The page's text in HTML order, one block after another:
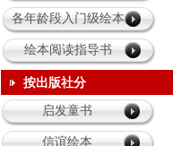
各年龄段入门级绘本
绘本阅读指导书
育儿的我
童年乐园
按出版社分
启发童书
信谊绘本